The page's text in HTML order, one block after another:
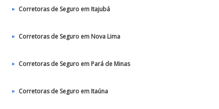
Corretoras de Seguro em Itajubá
Corretoras de Seguro em Nova Lima
Corretoras de Seguro em Pará de Minas
Corretoras de Seguro em Itaúna